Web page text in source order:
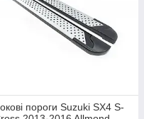
пороги Suzuki SX4 S-